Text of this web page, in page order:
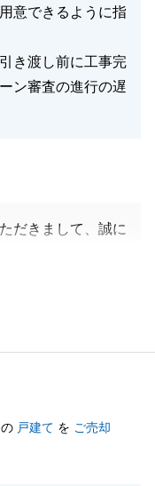
ますよう、どうぞ
意できるように指
き渡し前に工事完
ン審査の進行の遅
だきまして、誠に
でございますので
くお願いいたしま
ました。
戸建て を ご売却